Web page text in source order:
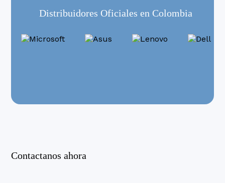
Distribuidores Oficiales en Colombia
Contactanos ahora